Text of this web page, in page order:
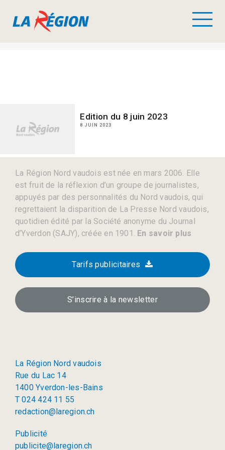
Edition du 8 juin 2023
8 JUIN 2023
La Région Nord vaudois est née en mars 2006. Elle
est fruit de la réflexion d’un groupe de journalistes,
appuyés par des personnalités du Nord vaudois, qui
regrettaient la disparition de La Presse Nord vaudois,
quotidien édité par la Société anonyme du Journal
d’Yverdon (SAJY), créée en 1901. En savoir plus
Tarifs publicitaires
S’inscrire à la newsletter
La Région Nord vaudois
Rue du Lac 14
1400 Yverdon-les-Bains
T 024 424 11 55
redaction@laregion.ch
Publicité
publicite@laregion.ch